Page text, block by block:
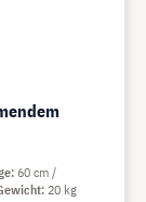
60 cm
20 kg